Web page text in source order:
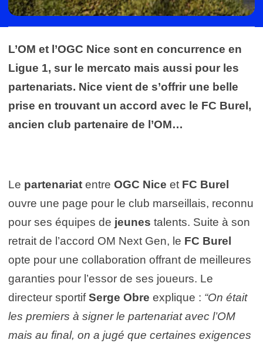
L’OM et l’OGC Nice sont en concurrence en
Ligue 1, sur le mercato mais aussi pour les
partenariats. Nice vient de s’offrir une belle
prise en trouvant un accord avec le FC Burel,
ancien club partenaire de l’OM…
Le partenariat entre OGC Nice et FC Burel
ouvre une page pour le club marseillais, reconnu
pour ses équipes de jeunes talents. Suite à son
retrait de l’accord OM Next Gen, le FC Burel
opte pour une collaboration offrant de meilleures
garanties pour l’essor de ses joueurs. Le
directeur sportifSerge Obre explique : “On était
les premiers à signer le partenariat avec l’OM
mais au final, on a jugé que certaines exigences